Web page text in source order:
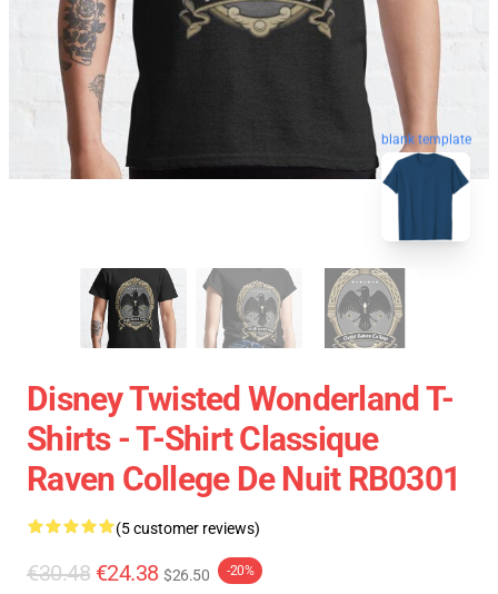
blank template
Disney Twisted Wonderland T-
Shirts - T-Shirt Classique
Raven College De Nuit RB0301
(5 customer reviews)
€30.48 €24.38 $26.50 -20%